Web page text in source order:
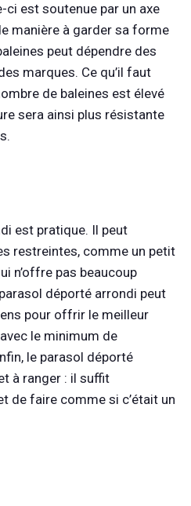
ci est soutenue par un axe
manière à garder sa forme
peut dépendre des
marques. Ce qu’il faut
de baleines est élevé
sera ainsi plus résistante
est pratique. Il peut
restreintes, comme un petit
n’offre pas beaucoup
déporté arrondi peut
pour offrir le meilleur
le minimum de
le parasol déporté
à ranger : il suffit
de faire comme si c’était un